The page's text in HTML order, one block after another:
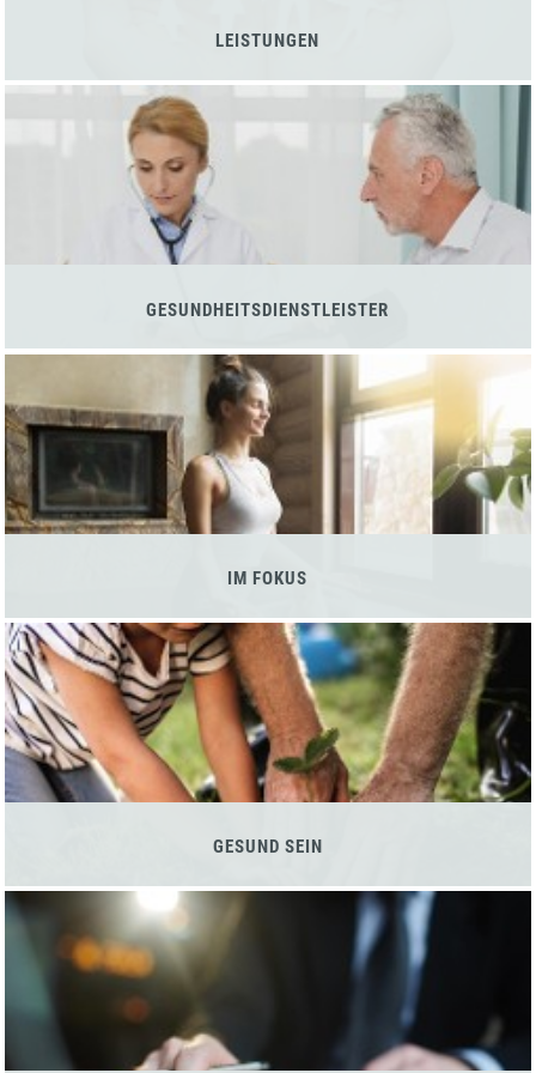
LEISTUNGEN
GESUNDHEITSDIENSTLEISTER
IM FOKUS
GESUND SEIN